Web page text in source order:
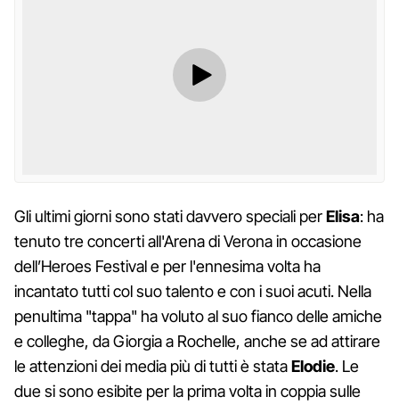
Gli ultimi giorni sono stati davvero speciali perElisa: ha
tenuto tre concerti all'Arena di Verona in occasione
dell’Heroes Festival e per l'ennesima volta ha
incantato tutti col suo talento e con i suoi acuti. Nella
penultima "tappa" ha voluto al suo fianco delle amiche
e colleghe, da Giorgia a Rochelle, anche se ad attirare
le attenzioni dei media più di tutti è stataElodie. Le
due si sono esibite per la prima volta in coppia sulle